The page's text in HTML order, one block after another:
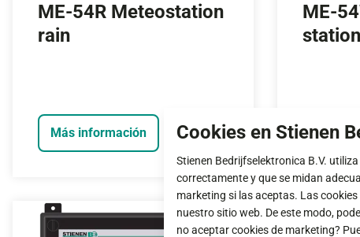
ME-54R Meteostation
rain
Más información
ME-
Más
Cookies en Stienen
Stienen Bedrijfselektronica B.V.
correctamente y que se midan
marketing si las aceptas. Las
nuestro sitio web. De este modo,
no aceptar cookies de marketing?